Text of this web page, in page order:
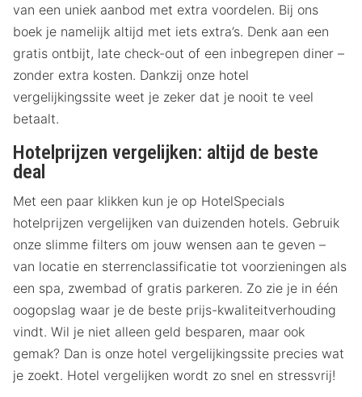
van een uniek aanbod met extra voordelen. Bij ons
boek je namelijk altijd met iets extra’s. Denk aan een
gratis ontbijt, late check-out of een inbegrepen diner –
zonder extra kosten. Dankzij onze hotel
vergelijkingssite weet je zeker dat je nooit te veel
betaalt.
Hotelprijzen vergelijken: altijd de beste
deal
Met een paar klikken kun je op HotelSpecials
hotelprijzen vergelijken van duizenden hotels. Gebruik
onze slimme filters om jouw wensen aan te geven –
van locatie en sterrenclassificatie tot voorzieningen als
een spa, zwembad of gratis parkeren. Zo zie je in één
oogopslag waar je de beste prijs-kwaliteitverhouding
vindt. Wil je niet alleen geld besparen, maar ook
gemak? Dan is onze hotel vergelijkingssite precies wat
je zoekt. Hotel vergelijken wordt zo snel en stressvrij!